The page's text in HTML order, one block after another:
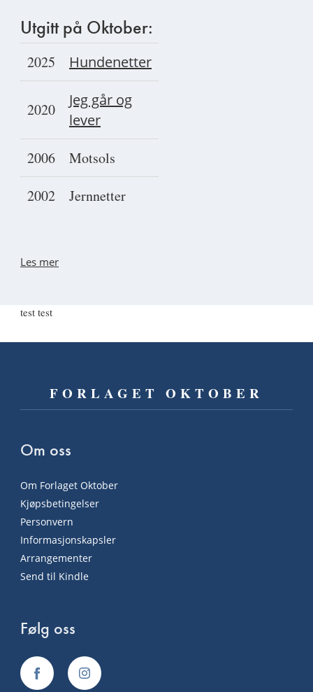
Utgitt på Oktober:
2025 Hundenetter
2020
Jeg går og
lever
2006
Motsols
2002
Jernnetter
Les mer
test test
FORLAGET OKTOBER
Om oss
Om Forlaget Oktober
Kjøpsbetingelser
Personvern
Informasjonskapsler
Arrangementer
Send til Kindle
Følg oss